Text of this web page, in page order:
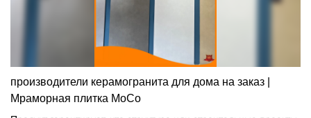
производители керамогранита для дома на заказ |
Мраморная плитка MoCo